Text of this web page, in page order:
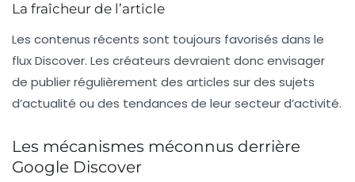
La fraîcheur de l’article
Les contenus récents sont toujours favorisés dans le
flux Discover. Les créateurs devraient donc envisager
de publier régulièrement des articles sur des sujets
d’actualité ou des tendances de leur secteur d’activité.
Les mécanismes méconnus derrière
Google Discover